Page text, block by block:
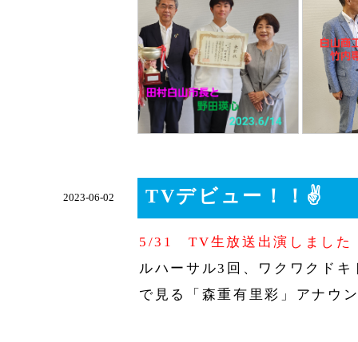
2023-06-02 TVデビュー！！✌
5/31 TV生放送出演しました
ルハーサル3回、ワクワクド
で見る「森重有里彩」アナウ